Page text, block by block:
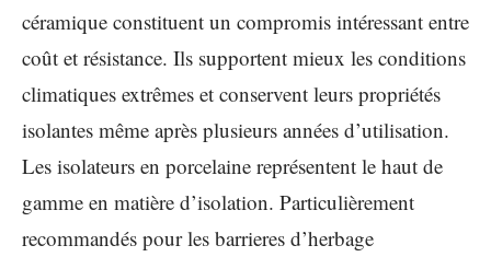
céramique constituent un compromis intéressant entre
coût et résistance. Ils supportent mieux les conditions
climatiques extrêmes et conservent leurs propriétés
isolantes même après plusieurs années d’utilisation.
Les isolateurs en porcelaine représentent le haut de
gamme en matière d’isolation. Particulièrement
recommandés pour les barrieres d’herbage